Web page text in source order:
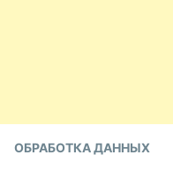
ОБРАБОТКА ДАННЫХ